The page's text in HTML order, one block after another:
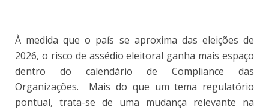
À medida que o país se aproxima das eleições de
2026, o risco de assédio eleitoral ganha mais espaço
dentro do calendário de Compliance das
Organizações. Mais do que um tema regulatório
pontual, trata-se de uma mudança relevante na